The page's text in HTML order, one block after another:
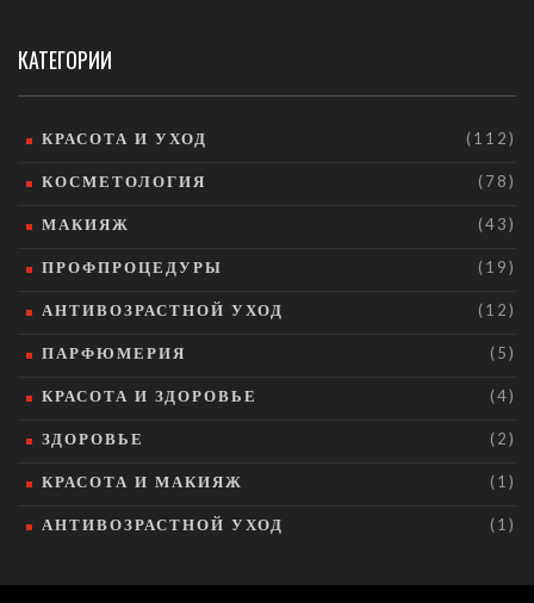
КАТЕГОРИИ
КРАСОТА И УХОД (112)
КОСМЕТОЛОГИЯ (78)
МАКИЯЖ (43)
ПРОФПРОЦЕДУРЫ (19)
АНТИВОЗРАСТНОЙ УХОД (12)
ПАРФЮМЕРИЯ (5)
КРАСОТА И ЗДОРОВЬЕ (4)
ЗДОРОВЬЕ (2)
КРАСОТА И МАКИЯЖ (1)
АНТИВОЗРАСТНОЙ УХОД (1)